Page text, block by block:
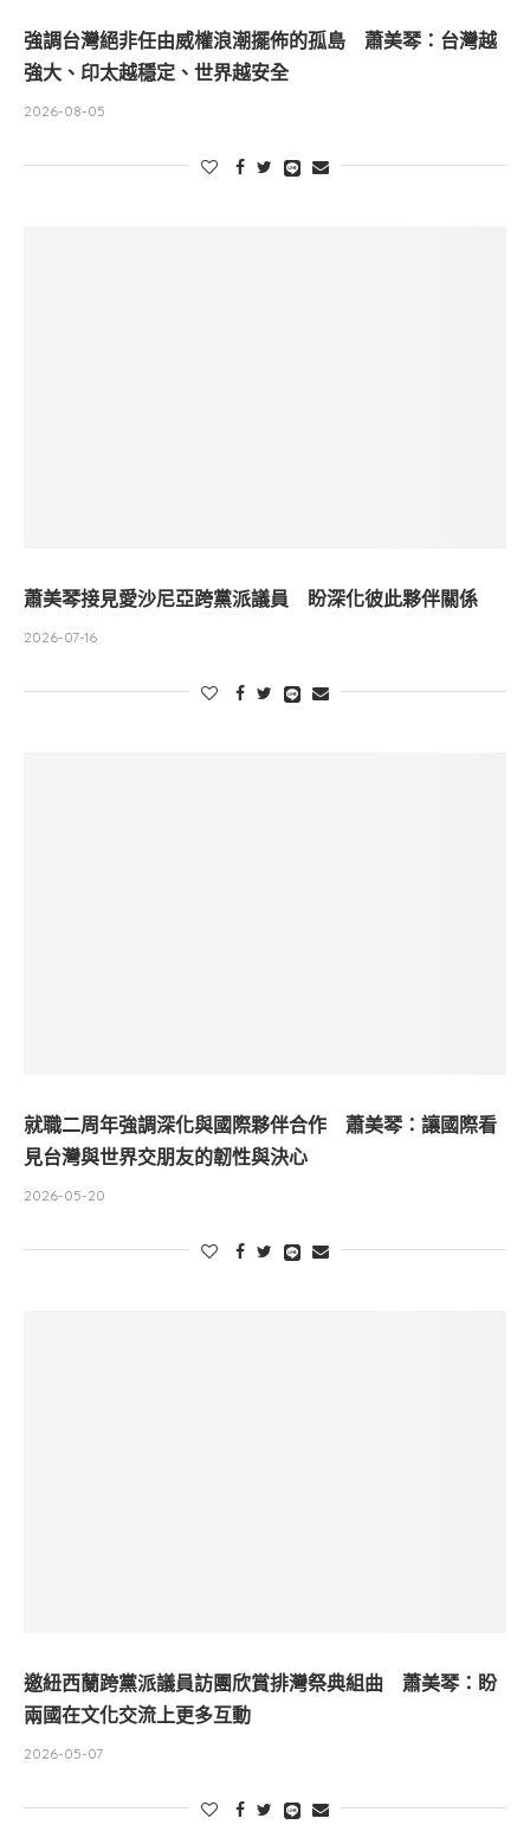
強調台灣絕非任由威權浪潮擺佈的孤島 蕭美琴：台灣越
強大、印太越穩定、世界越安全
2026-08-05
蕭美琴接見愛沙尼亞跨黨派議員 盼深化彼此夥伴關係
2026-07-16
就職二周年強調深化與國際夥伴合作 蕭美琴：讓國際看
見台灣與世界交朋友的韌性與決心
2026-05-20
邀紐西蘭跨黨派議員訪團欣賞排灣祭典組曲 蕭美琴：盼
兩國在文化交流上更多互動
2026-05-07